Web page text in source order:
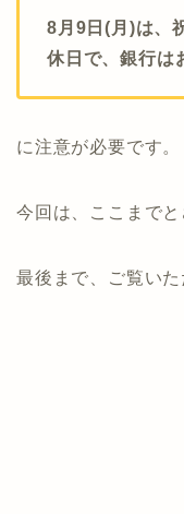
8月9日(月)は、
休日で、銀行は
に注意が必要です。
今回は、ここまでと
最後まで、ご覧いた